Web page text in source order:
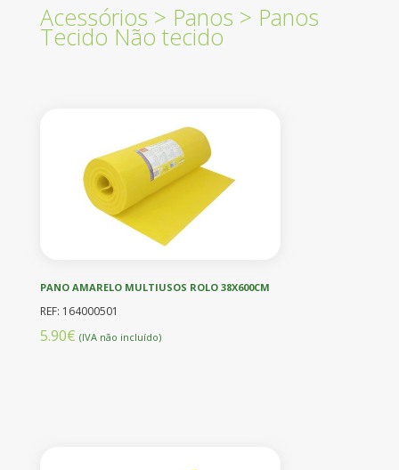
Acessórios > Panos > Panos
Tecido Não tecido
PANO AMARELO MULTIUSOS ROLO 38X600CM
REF: 164000501
5.90€ (IVA não incluído)